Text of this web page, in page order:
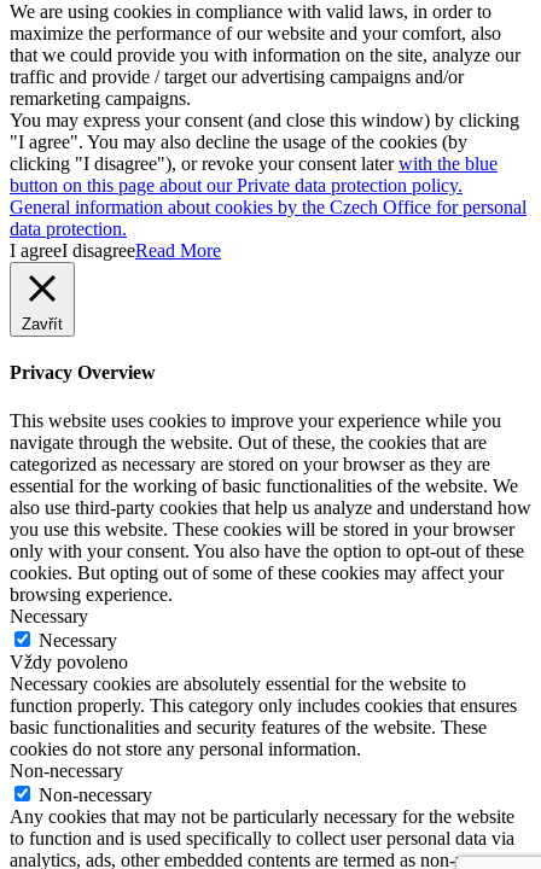
We are using cookies in compliance with valid laws, in order to
maximize the performance of our website and your comfort, also
that we could provide you with information on the site, analyze our
traffic and provide / target our advertising campaigns and/or
remarketing campaigns.
You may express your consent (and close this window) by clicking
"I agree". You may also decline the usage of the cookies (by
clicking "I disagree"), or revoke your consent laterwith the blue
button on this page about our Private data protection policy.
General information about cookies by the Czech Office for personal
data protection.
I agreeI disagreeRead More
Zavřít
Privacy Overview
This website uses cookies to improve your experience while you
navigate through the website. Out of these, the cookies that are
categorized as necessary are stored on your browser as they are
essential for the working of basic functionalities of the website. We
also use third-party cookies that help us analyze and understand how
you use this website. These cookies will be stored in your browser
only with your consent. You also have the option to opt-out of these
cookies. But opting out of some of these cookies may affect your
browsing experience.
Necessary
Necessary
Vždy povoleno
Necessary cookies are absolutely essential for the website to
function properly. This category only includes cookies that ensures
basic functionalities and security features of the website. These
cookies do not store any personal information.
Non-necessary
Non-necessary
Any cookies that may not be particularly necessary for the website
to function and is used specifically to collect user personal data via
analytics, ads, other embedded contents are termed as non-necessary